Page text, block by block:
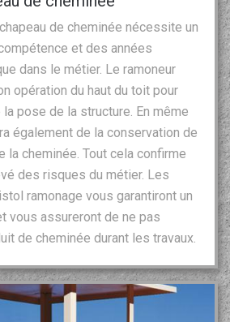
chapeau de cheminée nécessite un
et des années
dans le métier. Le ramoneur
opération du haut du toit pour
pose de la structure. En même
également de la conservation de
la cheminée. Tout cela confirme
des risques du métier. Les
ramonage vous garantiront un
vous assureront de ne pas
de cheminée durant les travaux.